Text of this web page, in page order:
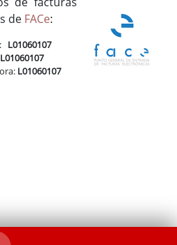
de FACe:
L01060107
L01060107
L01060107